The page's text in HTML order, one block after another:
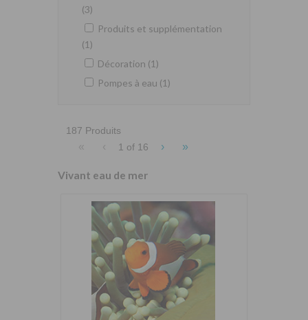
(3)
Produits et supplémentation
(1)
Décoration (1)
Pompes à eau (1)
187 Produits
« ‹ 1 of 16 › »
Vivant eau de mer